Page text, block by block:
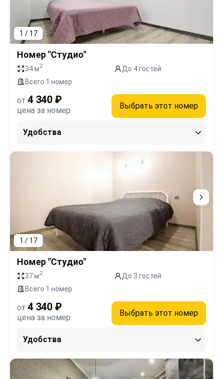
1 / 17
Номер "Студио"
34 м2
До 4 гостей
Всего 1 номер
от 4 340 ₽
цена за номер Выбрать этот номер
Удобства
1 / 17
Номер "Студио"
37 м2
До 3 гостей
Всего 1 номер
от 4 340 ₽
цена за номер Выбрать этот номер
Удобства